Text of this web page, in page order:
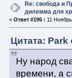
Re: свобода и
дилемма для
« Ответ #195 : 11
Цитата: Park
Ну народ
времени, а